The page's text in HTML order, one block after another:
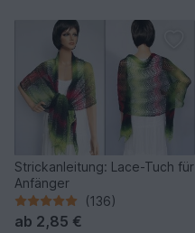
Strickanleitung: Lace-Tuch für
Anfänger
(136)
ab 2,85 €